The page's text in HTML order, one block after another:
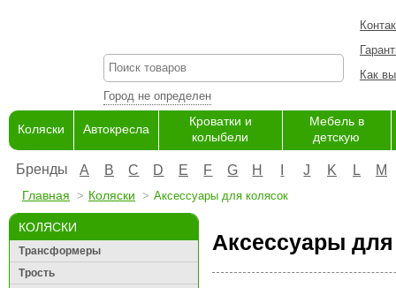
Город не определен
Как
Коляски Автокресла
Кроватки и
колыбели
Мебель в
детскую
Бренды A B C D E F G H J K L M
Главная Коляски Аксессуары для колясок
КОЛЯСКИ
Трансформеры
Трость
Аксессуары